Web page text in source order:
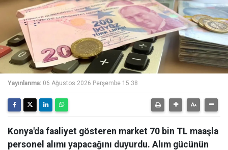
Yayınlanma: 06 Ağustos 2026 Perşembe 15:38
Konya'da faaliyet gösteren market 70 bin TL maaşla
personel alımı yapacağını duyurdu. Alım gücünün